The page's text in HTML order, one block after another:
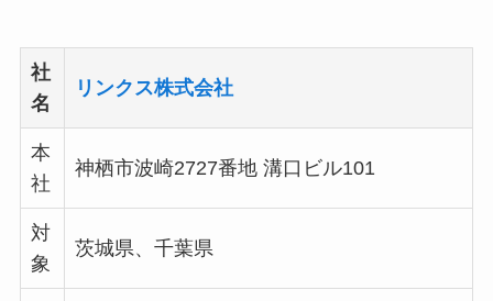
社
名
リンクス株式会社
本
社
神栖市波崎2727番地 溝口ビル101
対
象
茨城県、千葉県